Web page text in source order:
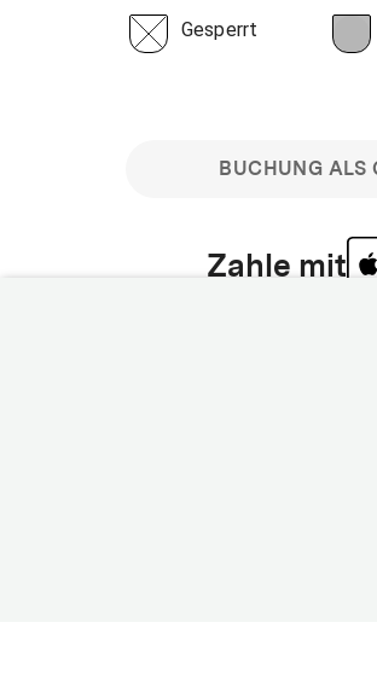
Gesperrt
BUCHUNG ALS
Zahle mit
Bitte beachte:
min vor Filmbeginn
Melde dich an, um deine
Nur sofern du die